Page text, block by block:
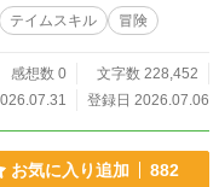
テイムスキル 冒険
感想数 0
文字数 228,452
登録日 2026.07.06
お気に入り追加 882